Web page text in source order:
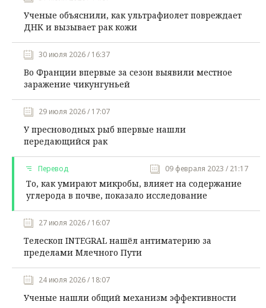
Ученые объяснили, как ультрафиолет повреждает
ДНК и вызывает рак кожи
30 июля 2026 / 16:37
Во Франции впервые за сезон выявили местное
заражение чикунгуньей
29 июля 2026 / 17:07
У пресноводных рыб впервые нашли
передающийся рак
Перевод 09 февраля 2023 / 21:17
То, как умирают микробы, влияет на содержание
углерода в почве, показало исследование
27 июля 2026 / 16:07
Телескоп INTEGRAL нашёл антиматерию за
пределами Млечного Пути
24 июля 2026 / 18:07
Ученые нашли общий механизм эффективности